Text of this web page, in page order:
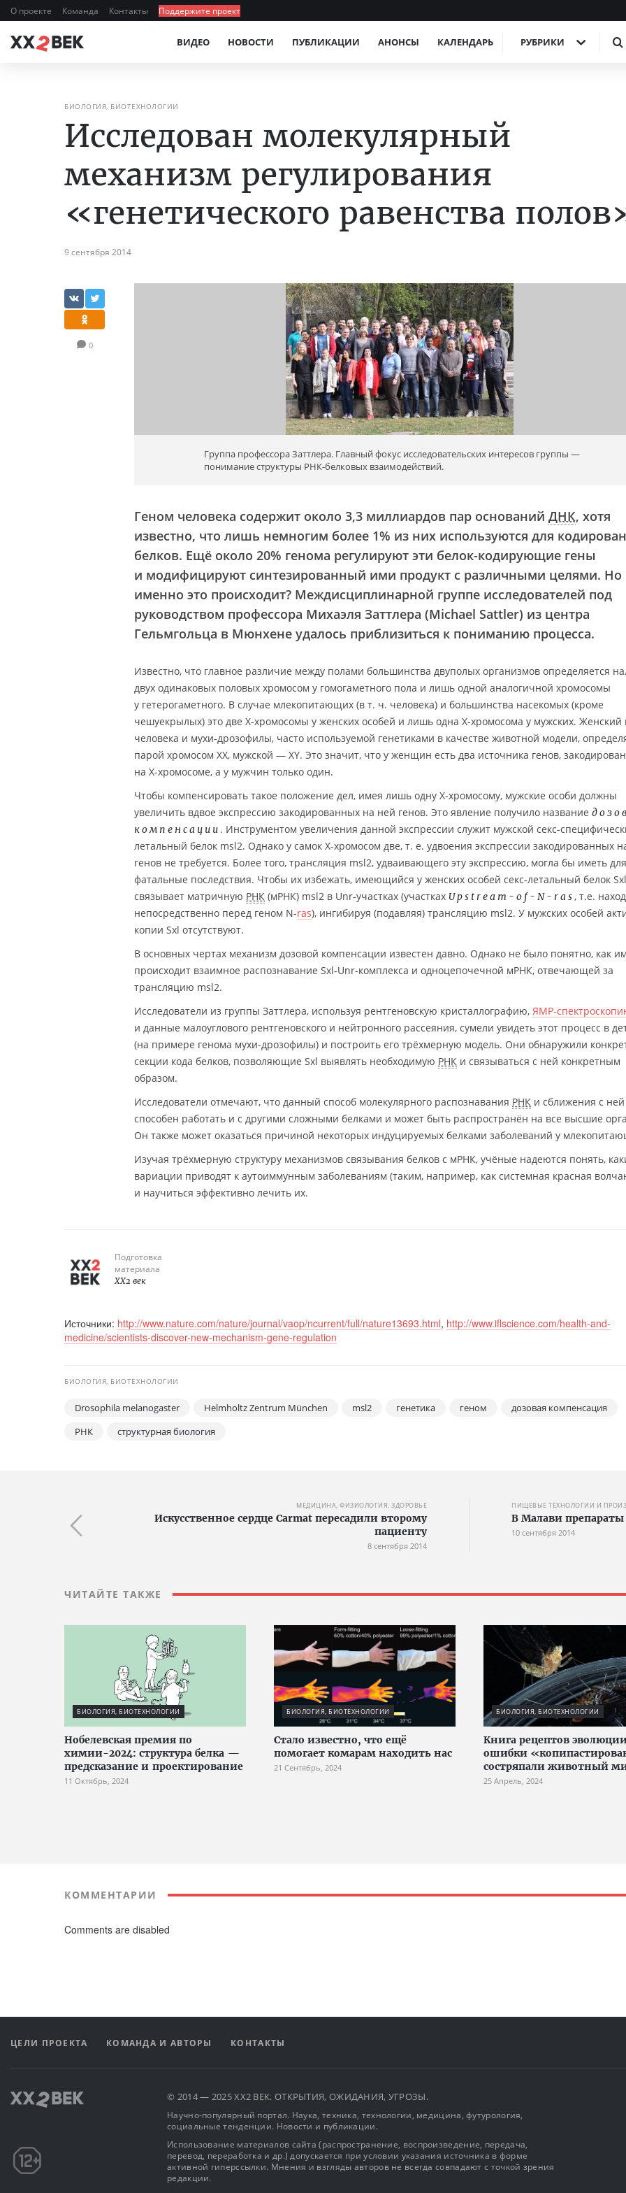
О проекте Команда Контакты Поддержите проект
ВИДЕО НОВОСТИ ПУБЛИКАЦИИ АНОНСЫ КАЛЕНДАРЬ РУБРИКИ
БИОЛОГИЯ, БИОТЕХНОЛОГИИ
Исследован молекулярный
механизм регулирования
«генетического равенства
9 сентября 2014
0
Группа профессора Заттлера. Главный фокус исследовательских интересов группы —
понимание структуры РНК-белковых взаимодействий.
Геном человека содержит около 3,3 миллиардов пар оснований ДНК, хотя
известно, что лишь немногим более 1% из них используются для
белков. Ещё около 20% генома регулируют эти белок-кодирующие гены
и модифицируют синтезированный ими продукт с различными целями. Но
именно это происходит? Междисциплинарной группе исследователей под
руководством профессора Михаэля Заттлера (Michael Sattler) из центра
Гельмгольца в Мюнхене удалось приблизиться к пониманию процесса.
Известно, что главное различие между полами большинства двуполых организмов определяется
двух одинаковых половых хромосом у гомогаметного пола и лишь одной аналогичной хромосомы
у гетерогаметного. В случае млекопитающих (в т. ч. человека) и большинства насекомых (кроме
чешуекрылых) это две X-хромосомы у женских особей и лишь одна X-хромосома у мужских. Женский
человека и мухи-дрозофилы, часто используемой генетиками в качестве животной модели,
парой хромосом XX, мужской — XY. Это значит, что у женщин есть два источника генов,
на X-хромосоме, а у мужчин только один.
Чтобы компенсировать такое положение дел, имея лишь одну X-хромосому, мужские особи должны
увеличить вдвое экспрессию закодированных на ней генов. Это явление получило название
компенсации . Инструментом увеличения данной экспрессии служит мужской секс-
летальный белок msl2. Однако у самок X-хромосом две, т. е. удвоения экспрессии закодированных
генов не требуется. Более того, трансляция msl2, удваивающего эту экспрессию, могла бы иметь
фатальные последствия. Чтобы их избежать, имеющийся у женских особей секс-летальный белок Sxl
связывает матричную РНК (мРНК) msl2 в Unr-участках (участках Upstream-of-N-ras, т.е.
непосредственно перед геном N-ras), ингибируя (подавляя) трансляцию msl2. У мужских особей
копии Sxl отсутствуют.
В основных чертах механизм дозовой компенсации известен давно. Однако не было понятно, как
происходит взаимное распознавание Sxl-Unr-комплекса и одноцепочечной мРНК, отвечающей за
трансляцию msl2.
Исследователи из группы Заттлера, используя рентгеновскую кристаллографию, ЯМР-
и данные малоуглового рентгеновского и нейтронного рассеяния, сумели увидеть этот процесс в
(на примере генома мухи-дрозофилы) и построить его трёхмерную модель. Они обнаружили
секции кода белков, позволяющие Sxl выявлять необходимую РНК и связываться с ней конкретным
образом.
Исследователи отмечают, что данный способ молекулярного распознавания РНК и сближения с ней
способен работать и с другими сложными белками и может быть распространён на все высшие
Он также может оказаться причиной некоторых индуцируемых белками заболеваний у
Изучая трёхмерную структуру механизмов связывания белков с мРНК, учёные надеются понять,
вариации приводят к аутоиммунным заболеваниям (таким, например, как системная красная
и научиться эффективно лечить их.
Подготовка
материала
XX2 век
Источники: http://www.nature.com/nature/journal/vaop/ncurrent/full/nature13693.html, http://www.iflscience.com/health-and-
medicine/scientists-discover-new-mechanism-gene-regulation
БИОЛОГИЯ, БИОТЕХНОЛОГИИ
Drosophila melanogaster Helmholtz Zentrum München msl2 генетика геном
дозовая компенсация
РНК
структурная биология
МЕДИЦИНА, ФИЗИОЛОГИЯ, ЗДОРОВЬЕ
Искусственное сердце Carmat пересадили второму
пациенту
8 сентября 2014
ПИЩЕВЫЕ ТЕХНОЛОГИИ И
В Малави
10 сентября 2014
ЧИТАЙТЕ ТАКЖЕ
БИОЛОГИЯ, БИОТЕХНОЛОГИИ
Нобелевская премия по
химии-2024: структура белка —
предсказание и проектирование
11 Октябрь, 2024
БИОЛОГИЯ, БИОТЕХНОЛОГИИ
Стало известно, что ещё
помогает комарам находить нас
21 Сентябрь, 2024
БИОЛОГИЯ, БИОТЕХНОЛОГИИ
Книга рецептов
ошибки
состряпали животный
25 Апрель, 2024
КОММЕНТАРИИ
Comments are disabled
ЦЕЛИ ПРОЕКТА КОМАНДА И АВТОРЫ КОНТАКТЫ
© 2014 — 2025 XX2 ВЕК. ОТКРЫТИЯ, ОЖИДАНИЯ, УГРОЗЫ.
Научно-популярный портал. Наука, техника, технологии, медицина, футурология,
социальные тенденции. Новости и публикации.
Использование материалов сайта (распространение, воспроизведение, передача,
перевод, переработка и др.) допускается при условии указания источника в форме
активной гиперссылки. Мнения и взгляды авторов не всегда совпадают с точкой зрения
редакции.